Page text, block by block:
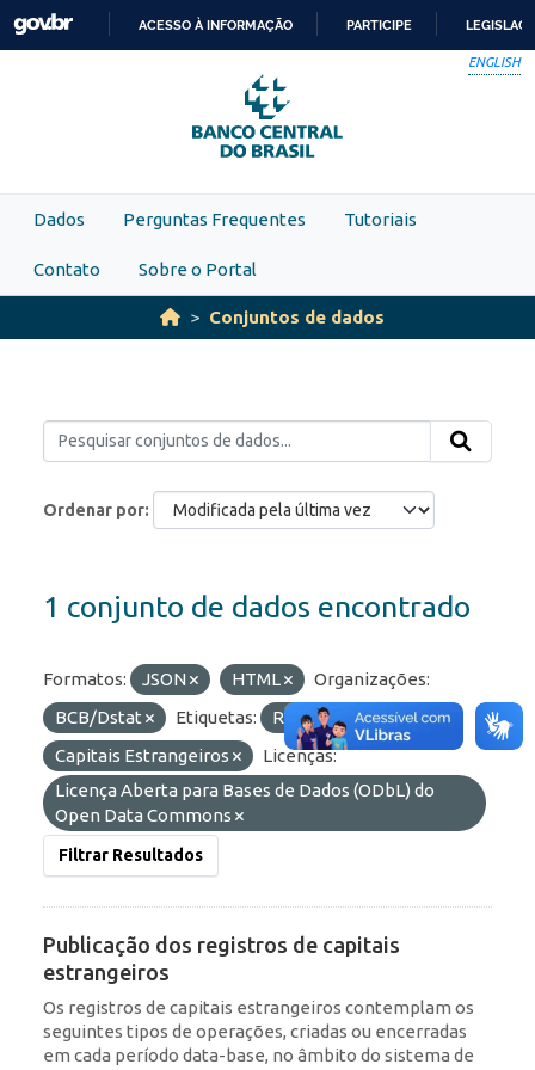
Skip to main content
PARA
O
CONTEÚDO
ACESSO À INFORMAÇÃO PARTICIPE
ENGLISH
Dados Perguntas Frequentes Tutoriais
Contato Sobre o Portal
Conjuntos de dados
Ordenar por
1 conjunto de dados encontrado
Formatos: JSON HTML
Organizações:
BCB/Dstat
Etiquetas: RDE
Portfólio
Capitais Estrangeiros
Licenças:
Licença Aberta para Bases de Dados (ODbL) do
Open Data Commons
Filtrar Resultados
Publicação dos registros de capitais
estrangeiros
Os registros de capitais estrangeiros contemplam os
seguintes tipos de operações, criadas ou encerradas
em cada período data-base, no âmbito do sistema de